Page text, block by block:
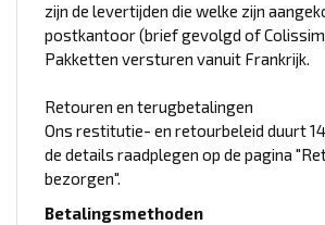
zijn de levertijden die welke zijn
postkantoor (brief gevolgd of
Pakketten versturen vanuit Frankrijk.
Retouren en terugbetalingen
Ons restitutie- en retourbeleid duurt
de details raadplegen op de pagina
bezorgen".
Betalingsmethoden